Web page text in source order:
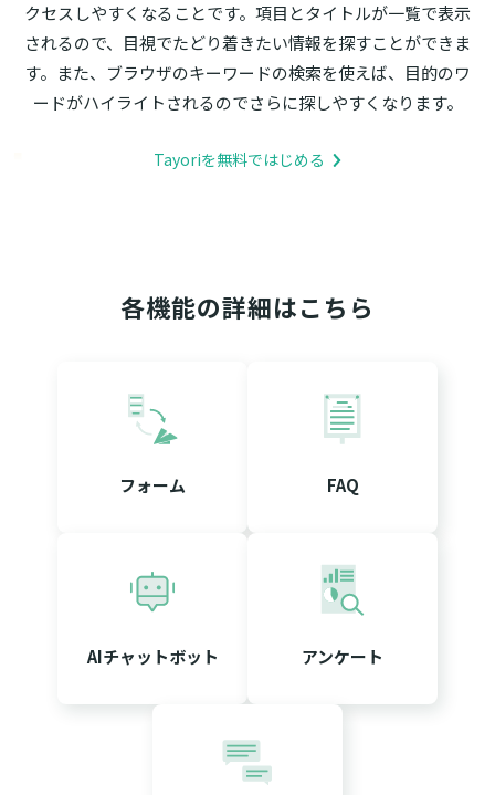
クセスしやすくなることです。項目とタイトルが一覧で表示
されるので、目視でたどり着きたい情報を探すことができま
す。また、ブラウザのキーワードの検索を使えば、目的のワ
ードがハイライトされるのでさらに探しやすくなります。
Tayoriを無料ではじめる
各機能の詳細はこちら
フォーム FAQ
AIチャットボット アンケート